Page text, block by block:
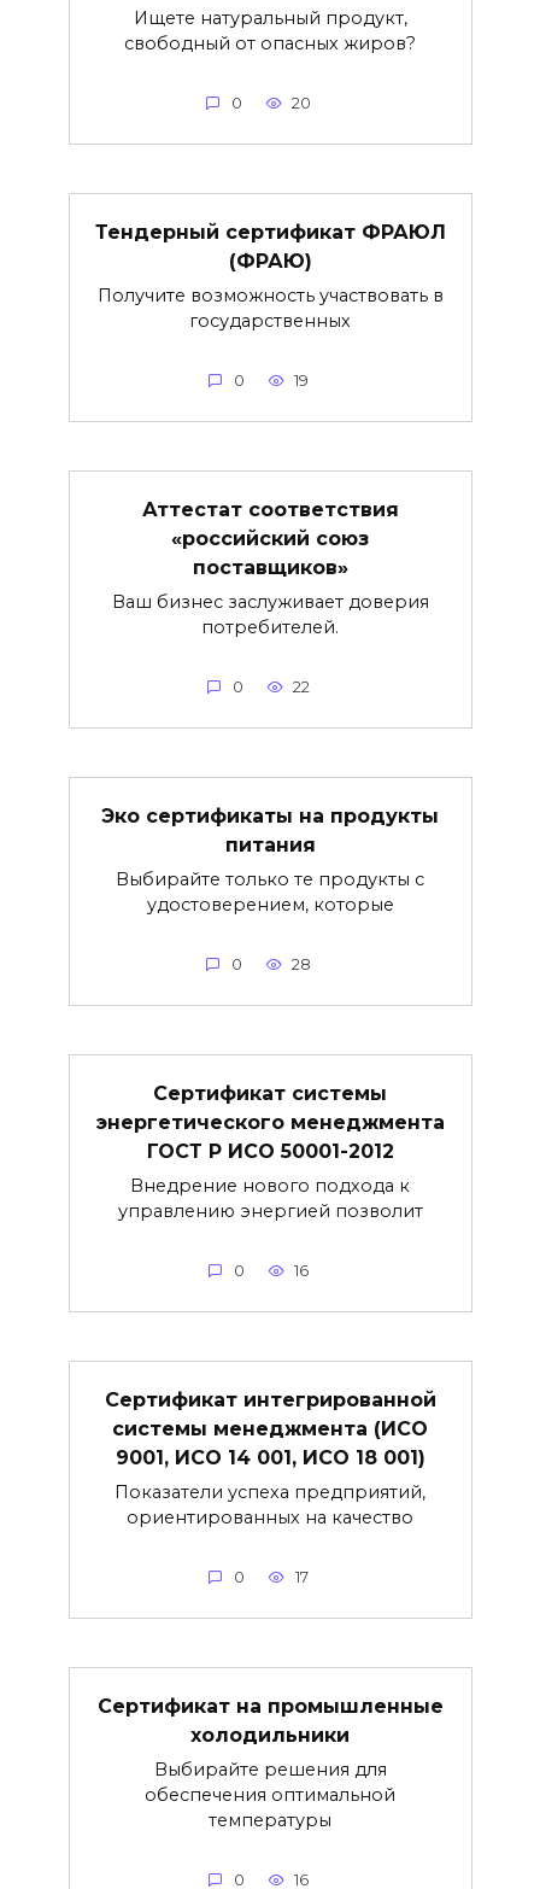
Ищете натуральный продукт,
свободный от опасных жиров?
0 20
Тендерный сертификат ФРАЮЛ
(ФРАЮ)
Получите возможность участвовать в
государственных
0 19
Аттестат соответствия
«российский союз
поставщиков»
Ваш бизнес заслуживает доверия
потребителей.
0 22
Эко сертификаты на продукты
питания
Выбирайте только те продукты с
удостоверением, которые
0 28
Сертификат системы
энергетического менеджмента
ГОСТ Р ИСО 50001-2012
Внедрение нового подхода к
управлению энергией позволит
0 16
Сертификат интегрированной
системы менеджмента (ИСО
9001, ИСО 14 001, ИСО 18 001)
Показатели успеха предприятий,
ориентированных на качество
0 17
Сертификат на промышленные
холодильники
Выбирайте решения для
обеспечения оптимальной
температуры
0 16